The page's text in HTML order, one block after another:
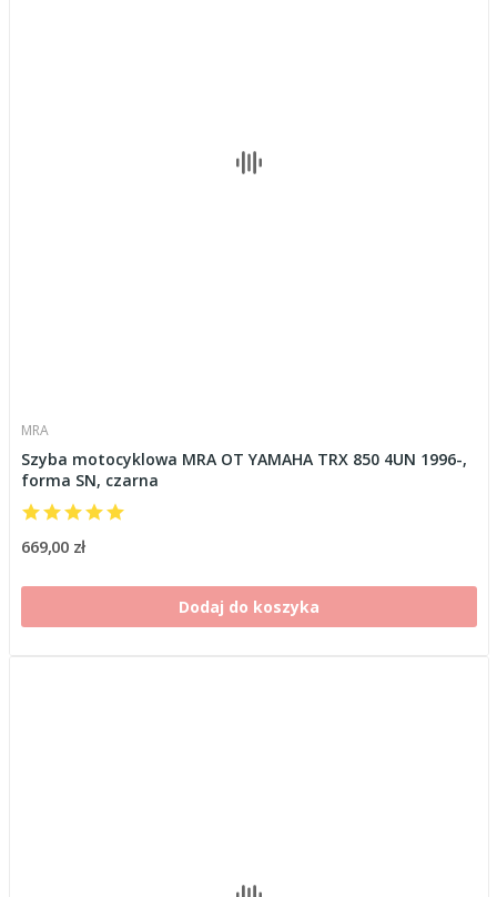
MRA
Szyba motocyklowa MRA OT YAMAHA TRX 850 4UN 1996-,
forma SN, czarna
669,00 zł
Dodaj do koszyka